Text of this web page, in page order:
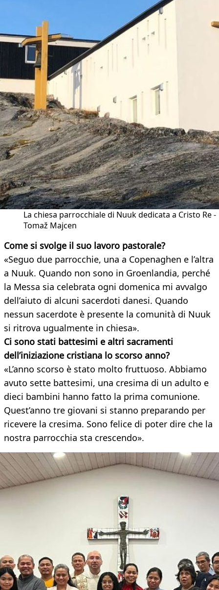
La chiesa parrocchiale di Nuuk dedicata a Cristo Re -
Tomaž Majcen
Come si svolge il suo lavoro pastorale?
«Seguo due parrocchie, una a Copenaghen e l’altra
a Nuuk. Quando non sono in Groenlandia, perché
la Messa sia celebrata ogni domenica mi avvalgo
dell’aiuto di alcuni sacerdoti danesi. Quando
nessun sacerdote è presente la comunità di Nuuk
si ritrova ugualmente in chiesa».
Ci sono stati battesimi e altri sacramenti
dell’iniziazione cristiana lo scorso anno?
«L’anno scorso è stato molto fruttuoso. Abbiamo
avuto sette battesimi, una cresima di un adulto e
dieci bambini hanno fatto la prima comunione.
Quest’anno tre giovani si stanno preparando per
ricevere la cresima. Sono felice di poter dire che la
nostra parrocchia sta crescendo».